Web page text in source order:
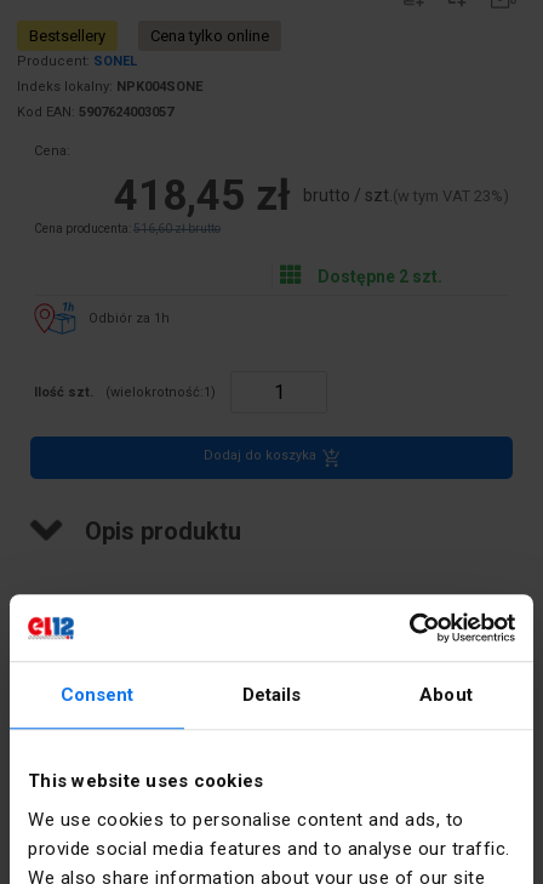
Consent Details About
This website uses cookies
We use cookies to personalise content and ads, to
provide social media features and to analyse our traffic.
We also share information about your use of our site
Bestsellery Cena tylko online
Producent: SONEL
Indeks lokalny: NPK004SONE
Kod EAN: 5907624003057
Cena:
418,45 zł brutto / szt. (w tym VAT 23%)
Cena producenta: 516,60 zł brutto
Dostępne 2 szt.
Odbiór za 1h
Ilość szt. (wielokrotność:1 )
Dodaj do koszyka
Opis produktu
szybkich pomiarów
Miernik Sonel CMP-200F jest nowoczesnym przyrządem